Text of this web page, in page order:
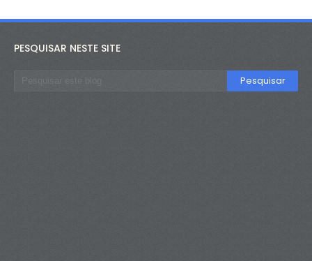
PESQUISAR NESTE SITE